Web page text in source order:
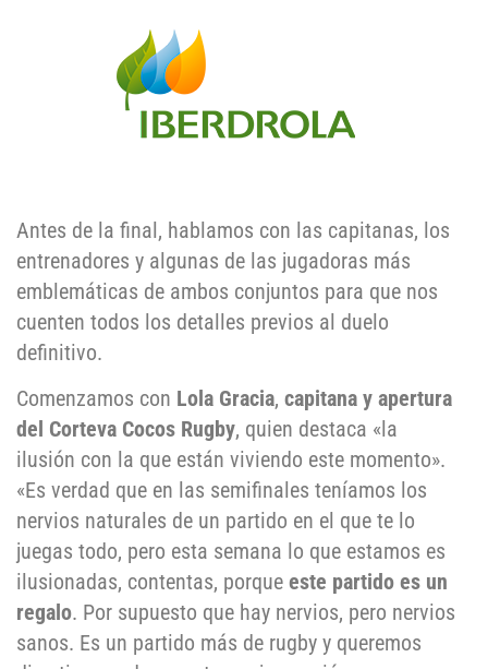
Antes de la final, hablamos con las capitanas, los
entrenadores y algunas de las jugadoras más
emblemáticas de ambos conjuntos para que nos
cuenten todos los detalles previos al duelo
definitivo.
Comenzamos con Lola Gracia, capitana y apertura
del Corteva Cocos Rugby, quien destaca «la
ilusión con la que están viviendo este momento».
«Es verdad que en las semifinales teníamos los
nervios naturales de un partido en el que te lo
juegas todo, pero esta semana lo que estamos es
ilusionadas, contentas, porque este partido es un
regalo. Por supuesto que hay nervios, pero nervios
sanos. Es un partido más de rugby y queremos